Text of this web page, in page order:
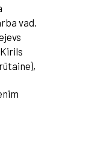
vad.